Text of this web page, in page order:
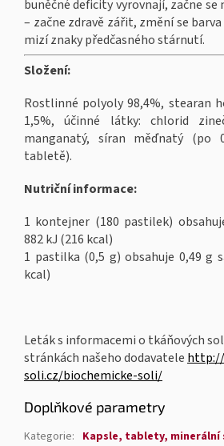
buněčné deficity vyrovnají, začne
– začne zdravě zářit, změní se
mizí znaky předčasného stárnutí.
Složení:
Rostlinné polyoly 98,4%, stearan
1,5%, účinné látky: chlorid
manganatý, síran měďnatý (po
tabletě).
Nutriční informace:
1 kontejner (180 pastilek)
882 kJ (216 kcal)
1 pastilka (0,5 g) obsahuje 0,49 g
kcal)
Leták s informacemi o tkáňových
stránkách našeho dodavatele
soli.cz/biochemicke-soli/
Doplňkové parametry
Kategorie: Kapsle, tablety, minerální